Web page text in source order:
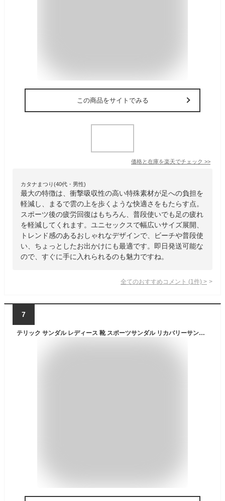
この商品をサイトでみる
価格と在庫を楽天でチェック >>
カタナまつり(40代・男性)
最大の特徴は、衝撃吸収性の高い特殊素材が足への負担を
軽減し、まるで雲の上を歩くような快適さをもたらす点。
スポーツ後の疲労回復はもちろん、普段使いでも足の疲れ
を軽減してくれます。ユニセックスで幅広いサイズ展開、
トレンド感のあるおしゃれなデザインで、ビーチや普段使
い、ちょっとしたお出かけにも最適です。即日発送可能な
ので、すぐに手に入れられるのも魅力ですね。
全てのおすすめコメント (1 件) >
7
テリック サンダル レディース 靴 スポーツサンダル リカバリーサンダル リカバリーシューズ シャワーサンダル 厚底 おしゃれ シンプル アウトドア スポーティー 夏 黒 ブラックベージュ 人気 夏 海 プール クッション 雲 ALL ROADS S4